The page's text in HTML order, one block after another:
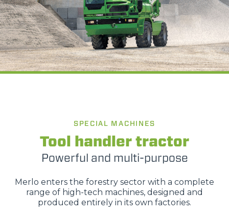
Questo sito web utilizza i cookie
“Questo sito web utilizza i cookie Il sito utilizza cookies al
personalizzati. Cliccando sul tasto "RIFIUTA" o sulla "X"
il banner verrà chiuso e non verranno inviati cookies al di
fuori di quelli tecnici. Cliccando su "ACCETTA TUTTI"
SPECIAL MACHINES
Tool handler tractor
Powerful and multi-purpose
Merlo enters the forestry sector with a complete
range of high-tech machines, designed and
produced entirely in its own factories.